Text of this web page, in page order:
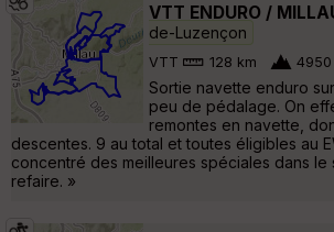
VTT ENDURO /
de-Luzençon
VTT 128 km 4950
Sortie navette enduro
peu de pédalage. On
remontes en navette,
descentes. 9 au total et toutes éligibles au
concentré des meilleures spéciales dans le
refaire. »